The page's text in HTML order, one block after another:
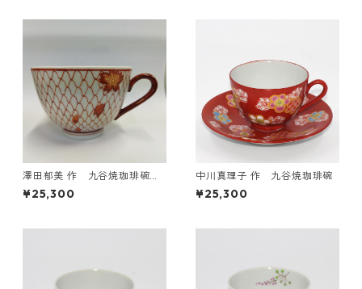
澤田郁美 作 九谷焼珈琲碗
赤網
¥25,300
中川真理子 作 九谷焼珈琲碗
¥25,300